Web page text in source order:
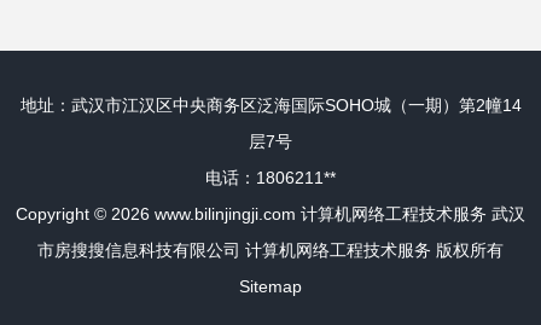
地址：武汉市江汉区中央商务区泛海国际SOHO城（一期）第2幢14
层7号
电话：1806211**
Copyright © 2026 www.bilinjingji.com 计算机网络工程技术服务 武汉
市房搜搜信息科技有限公司 计算机网络工程技术服务 版权所有
Sitemap